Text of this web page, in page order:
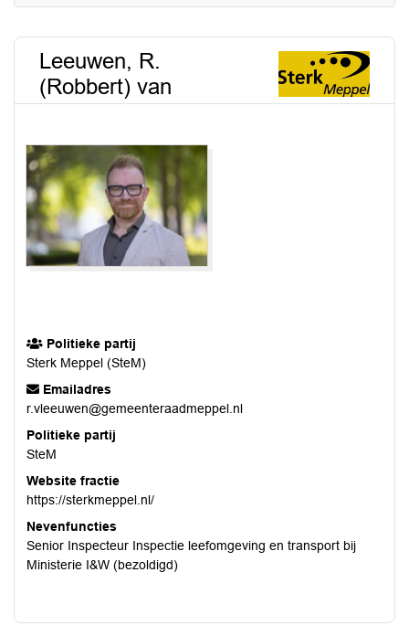
Leeuwen, R.
(Robbert) van
Politieke partij
Sterk Meppel (SteM)
Emailadres
r.vleeuwen@gemeenteraadmeppel.nl
Politieke partij
SteM
Website fractie
https://sterkmeppel.nl/
Nevenfuncties
Senior Inspecteur Inspectie leefomgeving en transport bij
Ministerie I&W (bezoldigd)